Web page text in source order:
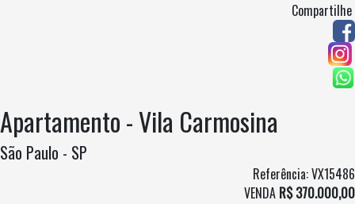
Compartilhe
Apartamento - Vila Carmosina
São Paulo - SP
Referência: VX15486
VENDA R$ 370.000,00